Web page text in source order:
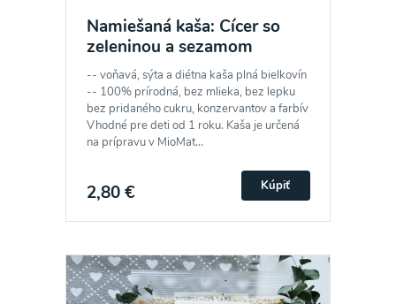
Namiešaná kaša: Cícer so
zeleninou a sezamom
-- voňavá, sýta a diétna kaša plná bielkovín
-- 100% prírodná, bez mlieka, bez lepku
bez pridaného cukru, konzervantov a farbív
Vhodné pre deti od 1 roku. Kaša je určená
na prípravu v MioMat...
2,80 € Kúpiť